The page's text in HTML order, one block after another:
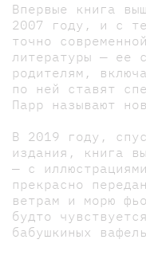
Впервые книга
2007 году, и с
точно
литературы — ее
родителям,
по ней ставят
Парр называют
В 2019 году,
издания, книга
— с
прекрасно
ветрам и морю
будто
бабушкиных